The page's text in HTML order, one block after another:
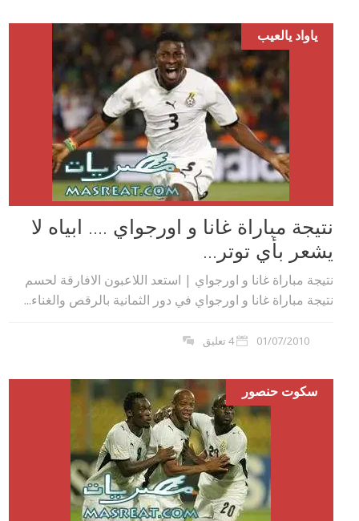
ياواد يالعيب
نتيجة مباراة غانا و اورجواي …. ابياه لا
يشعر بأي توتر...
نتيجة مباراة غانا و اورجواي | استعد اللاعبون الافارقة لحسم
نتيجة مباراة غانا و اورجواي في دور الثمانية بالرقص والغناء...
01/07/2010 4 تعليق
سكوت حنصور